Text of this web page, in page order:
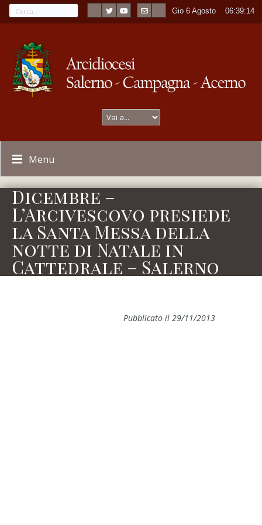
Gio 6 Agosto ----06:39:14
Menu
Dicembre –
L’Arcivescovo presiede
la Santa Messa della
notte di Natale in
Cattedrale – Salerno
Pubblicato il 29/11/2013